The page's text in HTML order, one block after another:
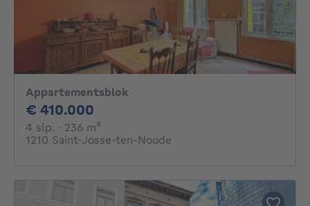
Appartementsblok
€ 410.000
4 slp. 4 slaapkamers
· 236 m²
1210 Saint-Josse-ten-Noode